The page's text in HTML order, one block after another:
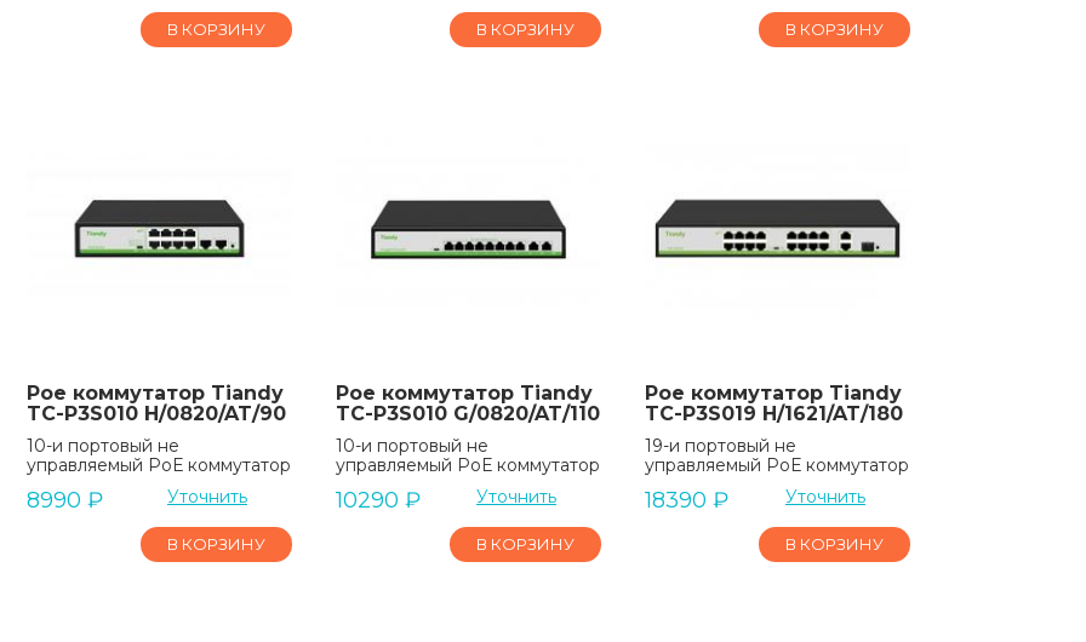
В КОРЗИНУ В КОРЗИНУ В КОРЗИНУ
Poe коммутатор Tiandy
TC-P3S010 H/0820/AT/90
10-и портовый не
управляемый РоЕ коммутатор
8990 ₽ Уточнить
В КОРЗИНУ
Poe коммутатор Tiandy
TC-P3S010 G/0820/AT/110
10-и портовый не
управляемый РоЕ коммутатор
10290 ₽ Уточнить
В КОРЗИНУ
Poe коммутатор Tiandy
TC-P3S019 H/1621/AT/180
19-и портовый не
управляемый РоЕ коммутатор
18390 ₽ Уточнить
В КОРЗИНУ